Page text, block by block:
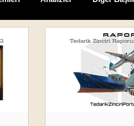
Kitap Tavsiyeleri
Tedarik